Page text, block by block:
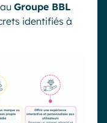
Groupe BBL
identifiés à